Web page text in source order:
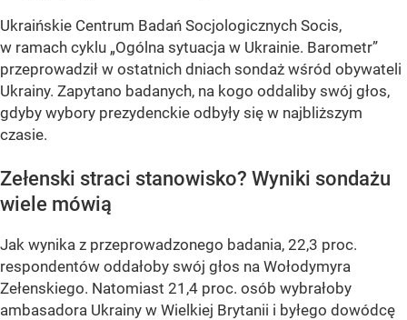
Ukraińskie Centrum Badań Socjologicznych Socis,
w ramach cyklu „Ogólna sytuacja w Ukrainie. Barometr”
przeprowadził w ostatnich dniach sondaż wśród obywateli
Ukrainy. Zapytano badanych, na kogo oddaliby swój głos,
gdyby wybory prezydenckie odbyły się w najbliższym
czasie.
Zełenski straci stanowisko? Wyniki sondażu
wiele mówią
Jak wynika z przeprowadzonego badania, 22,3 proc.
respondentów oddałoby swój głos na Wołodymyra
Zełenskiego. Natomiast 21,4 proc. osób wybrałoby
ambasadora Ukrainy w Wielkiej Brytanii i byłego dowódcę